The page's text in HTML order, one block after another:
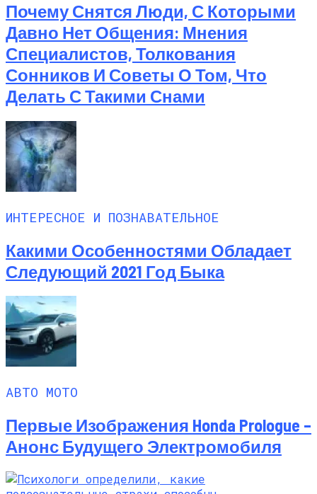
Почему Снятся Люди, С Которыми
Давно Нет Общения: Мнения
Специалистов, Толкования
Сонников И Советы О Том, Что
Делать С Такими Снами
ИНТЕРЕСНОЕ И ПОЗНАВАТЕЛЬНОЕ
Какими Особенностями Обладает
Следующий 2021 Год Быка
АВТО МОТО
Первые Изображения Honda Prologue –
Анонс Будущего Электромобиля